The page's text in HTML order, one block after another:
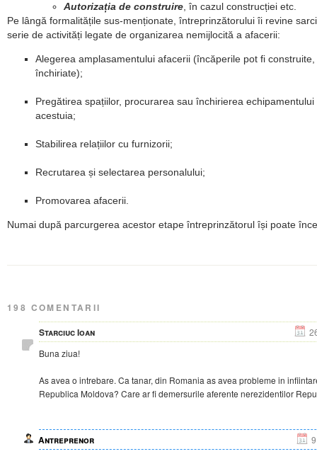
Autorizația de construire, în cazul construcției etc.
Pe lângă formalitățile sus-menționate, întreprinzătorului îi revine
serie de activități legate de organizarea nemijlocită a afacerii:
Alegerea amplasamentului afacerii (încăperile pot fi
închiriate);
Pregătirea spațiilor, procurarea sau închirierea
acestuia;
Stabilirea relațiilor cu furnizorii;
Recrutarea și selectarea personalului;
Promovarea afacerii.
Numai după parcurgerea acestor etape întreprinzătorul își poate
198 COMENTARII
Starciuc Ioan
Buna ziua!
As avea o intrebare. Ca tanar, din Romania as avea probleme in
Republica Moldova? Care ar fi demersurile aferente nerezidentilor
Antreprenor